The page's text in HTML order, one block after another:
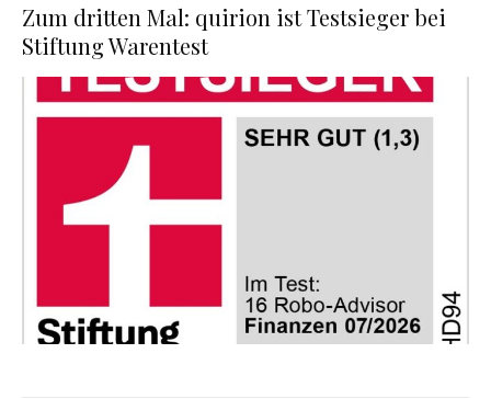
Zum dritten Mal: quirion ist Testsieger bei
Stiftung Warentest